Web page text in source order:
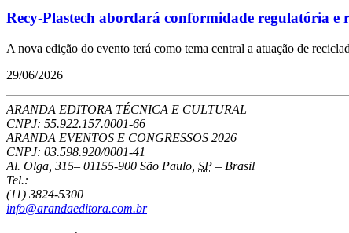
Recy-Plastech abordará conformidade regulatória e
A nova edição do evento terá como tema central a atuação de
29/06/2026
ARANDA EDITORA TÉCNICA E CULTURAL
CNPJ: 55.922.157.0001-66
ARANDA EVENTOS E CONGRESSOS 2026
CNPJ: 03.598.920/0001-41
Al. Olga, 315– 01155-900 São Paulo SP – Brasil
Tel.:
(11) 3824-5300
info@arandaeditora.com.br